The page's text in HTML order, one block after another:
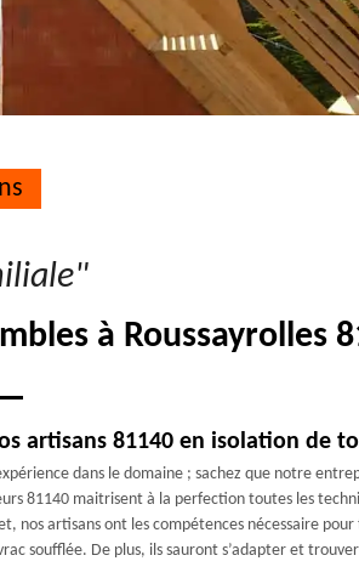
à Roussayrolles
artisans 81140 en isolation de
dans le domaine ; sachez que notre
81140 maitrisent à la perfection toutes les
nos artisans ont les compétences nécessaire
soufflée. De plus, ils sauront s’adapter et